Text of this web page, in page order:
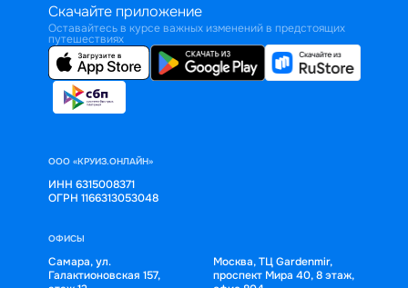
Скачайте приложение
Оставайтесь в курсе важных изменений в предстоящих
путешествиях
ООО «КРУИЗ.ОНЛАЙН»
ИНН 6315008371
ОГРН 1166313053048
ОФИСЫ
Самара, ул.
Галактионовская 157,
Москва, ТЦ Gardenmir,
проспект Мира 40, 8 этаж,